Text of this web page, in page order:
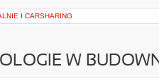
I CARSHARING
W